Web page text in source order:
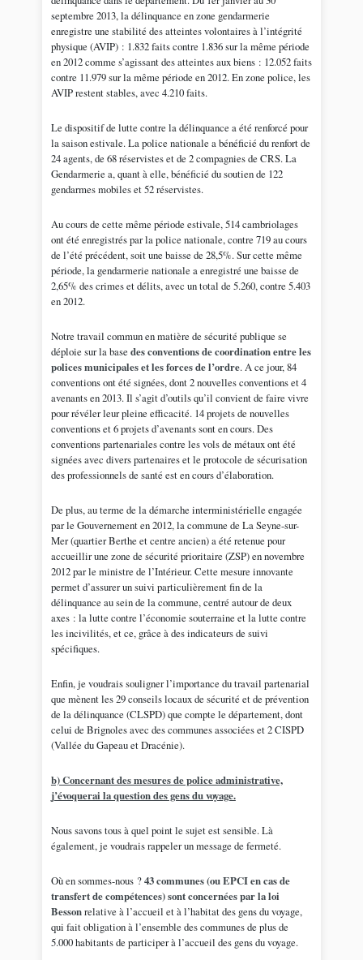
septembre 2013, la délinquance en zone gendarmerie
enregistre une stabilité des atteintes volontaires à l’intégrité
physique (AVIP) : 1.832 faits contre 1.836 sur la même période
en 2012 comme s’agissant des atteintes aux biens : 12.052 faits
contre 11.979 sur la même période en 2012. En zone police, les
AVIP restent stables, avec 4.210 faits.
Le dispositif de lutte contre la délinquance a été renforcé pour
la saison estivale. La police nationale a bénéficié du renfort de
24 agents, de 68 réservistes et de 2 compagnies de CRS. La
Gendarmerie a, quant à elle, bénéficié du soutien de 122
gendarmes mobiles et 52 réservistes.
Au cours de cette même période estivale, 514 cambriolages
ont été enregistrés par la police nationale, contre 719 au cours
de l’été précédent, soit une baisse de 28,5%. Sur cette même
période, la gendarmerie nationale a enregistré une baisse de
2,65% des crimes et délits, avec un total de 5.260, contre 5.403
en 2012.
Notre travail commun en matière de sécurité publique se
déploie sur la base des conventions de coordination entre les
polices municipales et les forces de l’ordre. A ce jour, 84
conventions ont été signées, dont 2 nouvelles conventions et 4
avenants en 2013. Il s’agit d’outils qu’il convient de faire vivre
pour révéler leur pleine efficacité. 14 projets de nouvelles
conventions et 6 projets d’avenants sont en cours. Des
conventions partenariales contre les vols de métaux ont été
signées avec divers partenaires et le protocole de sécurisation
des professionnels de santé est en cours d’élaboration.
De plus, au terme de la démarche interministérielle engagée
par le Gouvernement en 2012, la commune de La Seyne-sur-
Mer (quartier Berthe et centre ancien) a été retenue pour
accueillir une zone de sécurité prioritaire (ZSP) en novembre
2012 par le ministre de l’Intérieur. Cette mesure innovante
permet d’assurer un suivi particulièrement fin de la
délinquance au sein de la commune, centré autour de deux
axes : la lutte contre l’économie souterraine et la lutte contre
les incivilités, et ce, grâce à des indicateurs de suivi
spécifiques.
Enfin, je voudrais souligner l’importance du travail partenarial
que mènent les 29 conseils locaux de sécurité et de prévention
de la délinquance (CLSPD) que compte le département, dont
celui de Brignoles avec des communes associées et 2 CISPD
(Vallée du Gapeau et Dracénie).
b) Concernant des mesures de police administrative,
j’évoquerai la question des gens du voyage.
Nous savons tous à quel point le sujet est sensible. Là
également, je voudrais rappeler un message de fermeté.
Où en sommes-nous ?43 communes (ou EPCI en cas de
transfert de compétences) sont concernées par la loi
Bessonrelative à l’accueil et à l’habitat des gens du voyage,
qui fait obligation à l’ensemble des communes de plus de
5.000 habitants de participer à l’accueil des gens du voyage.